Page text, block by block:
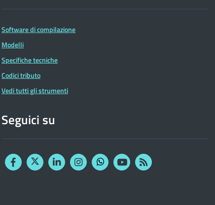
Software di compilazione
Modelli
Specifiche tecniche
Codici tributo
Vedi tutti gli strumenti
Seguici su
FacebookTwitterLinkedinInstagram
YouTubeRSS